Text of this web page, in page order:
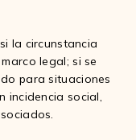
la circunstancia
legal; si se
para situaciones
incidencia social,